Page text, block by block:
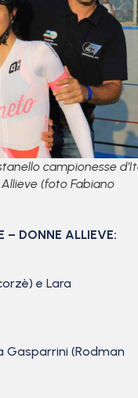
campionesse
(foto Fabiano
– DONNE ALLIEVE:
e Lara
Gasparrini (Rodman